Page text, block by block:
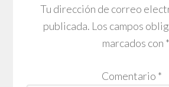
Tu dirección de correo
publicada. Los campos
marcados con *
Comentario *